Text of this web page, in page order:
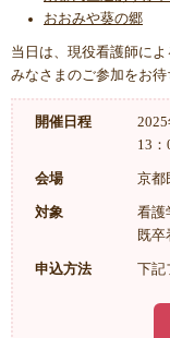
おおみや葵の郷
当日は、現役看護師に
みなさまのご参加をお待
開催日程
2025
13：
会場 京都
対象
看護
既卒
申込方法 下記